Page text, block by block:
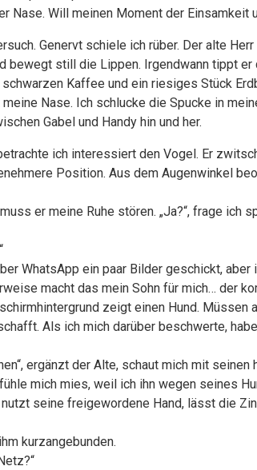
Nase. Will meinen Moment der Einsamkeit
Genervt schiele ich rüber. Der alte
bewegt still die Lippen. Irgendwann tippt er
Kaffee und ein riesiges Stück
Nase. Ich schlucke die Spucke in
Gabel und Handy hin und her.
ich interessiert den Vogel. Er
Position. Aus dem Augenwinkel
er meine Ruhe stören. „Ja?“, frage ich
WhatsApp ein paar Bilder geschickt,
macht das mein Sohn für mich… der
zeigt einen Hund. Müssen
Als ich mich darüber beschwerte,
ergänzt der Alte, schaut mich mit seinen
mich mies, weil ich ihn wegen seines
seine freigewordene Hand, lässt die
kurzangebunden.